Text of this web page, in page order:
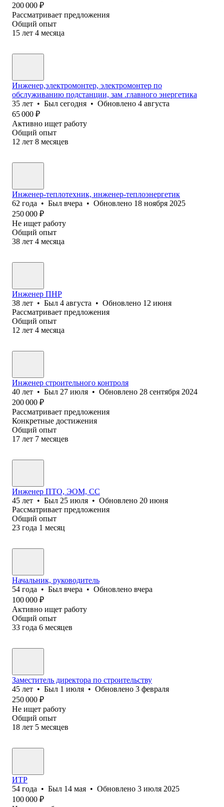
200 000 ₽
Рассматривает предложения
Общий опыт
15 лет 4 месяца
Инженер,электромонтер, электромонтер по
обслуживанию подстанции, зам .главного энергетика
35 лет • Был сегодня • Обновлено 4 августа
65 000 ₽
Активно ищет работу
Общий опыт
12 лет 8 месяцев
Инженер-теплотехник, инженер-теплоэнергетик
62 года • Был вчера • Обновлено 18 ноября 2025
250 000 ₽
Не ищет работу
Общий опыт
38 лет 4 месяца
Инженер ПНР
38 лет • Был 4 августа • Обновлено 12 июня
Рассматривает предложения
Общий опыт
12 лет 4 месяца
Инженер строительного контроля
40 лет • Был 27 июля • Обновлено 28 сентября 2024
200 000 ₽
Рассматривает предложения
Конкретные достижения
Общий опыт
17 лет 7 месяцев
Инженер ПТО, ЭОМ, СС
45 лет • Был 25 июля • Обновлено 20 июня
Рассматривает предложения
Общий опыт
23 года 1 месяц
Начальник, руководитель
54 года • Был вчера • Обновлено вчера
100 000 ₽
Активно ищет работу
Общий опыт
33 года 6 месяцев
Заместитель директора по строительству
45 лет • Был 1 июля • Обновлено 3 февраля
250 000 ₽
Не ищет работу
Общий опыт
18 лет 5 месяцев
ИТР
54 года • Был 14 мая • Обновлено 3 июля 2025
100 000 ₽